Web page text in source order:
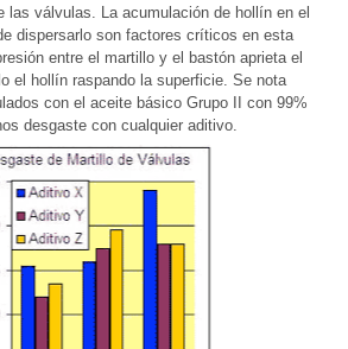
las válvulas. La acumulación de hollín en el
dispersarlo son factores críticos en esta
entre el martillo y el bastón aprieta el
el hollín raspando la superficie. Se nota
con el aceite básico Grupo II con 99%
desgaste con cualquier aditivo.